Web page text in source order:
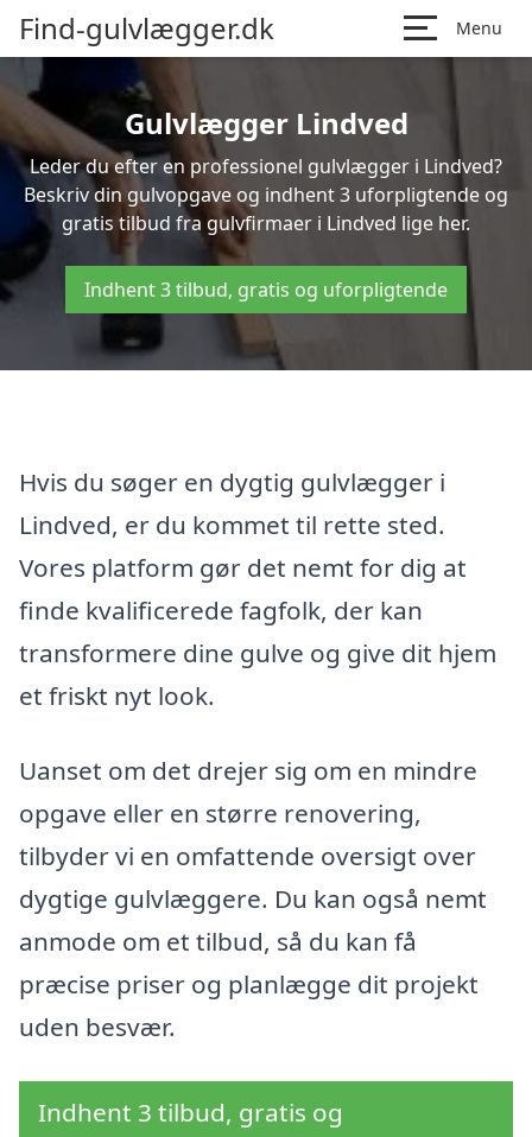
Find-gulvlægger.dk Menu
Gulvlægger Lindved
Leder du efter en professionel gulvlægger i Lindved?
Beskriv din gulvopgave og indhent 3 uforpligtende og
gratis tilbud fra gulvfirmaer i Lindved lige her.
Indhent 3 tilbud, gratis og uforpligtende
Hvis du søger en dygtig gulvlægger i
Lindved, er du kommet til rette sted.
Vores platform gør det nemt for dig at
finde kvalificerede fagfolk, der kan
transformere dine gulve og give dit hjem
et friskt nyt look.
Uanset om det drejer sig om en mindre
opgave eller en større renovering,
tilbyder vi en omfattende oversigt over
dygtige gulvlæggere. Du kan også nemt
anmode om et tilbud, så du kan få
præcise priser og planlægge dit projekt
uden besvær.
Indhent 3 tilbud, gratis og